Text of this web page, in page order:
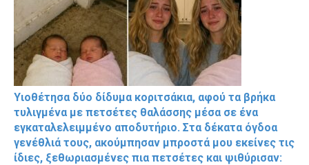
Υιοθέτησα δύο δίδυμα κοριτσάκια, αφού τα βρήκα
τυλιγμένα με πετσέτες θαλάσσης μέσα σε ένα
εγκαταλελειμμένο αποδυτήριο. Στα δέκατα όγδοα
γενέθλιά τους, ακούμπησαν μπροστά μου εκείνες τις
ίδιες, ξεθωριασμένες πια πετσέτες και ψιθύρισαν: